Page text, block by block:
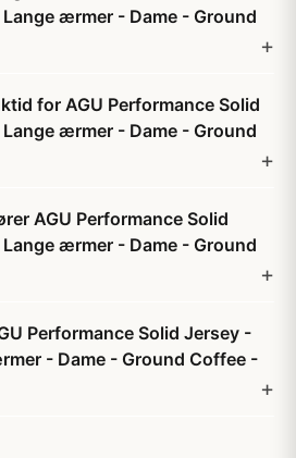
ærmer - Dame - Ground
for AGU Performance Solid
ærmer - Dame - Ground
AGU Performance Solid
ærmer - Dame - Ground
Performance Solid Jersey -
- Dame - Ground Coffee -